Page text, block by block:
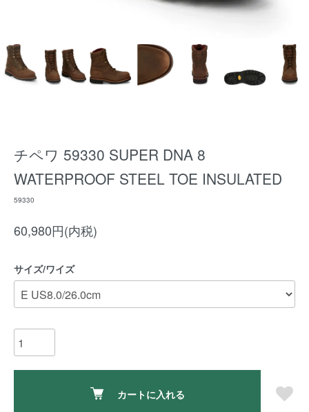
チペワ 59330 SUPER DNA 8
WATERPROOF STEEL TOE INSULATED
59330
60,980円(内税)
サイズ/ワイズ
カートに入れる